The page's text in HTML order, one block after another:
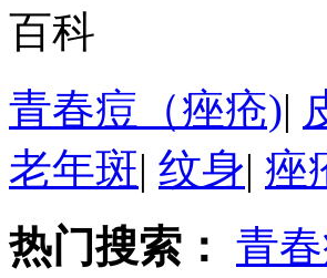
百科
青春痘（痤疮)|
老年斑| 纹身| 痤
热门搜索： 青